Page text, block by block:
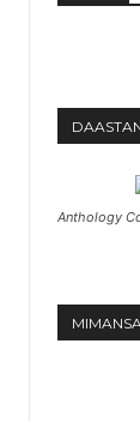
Anthology